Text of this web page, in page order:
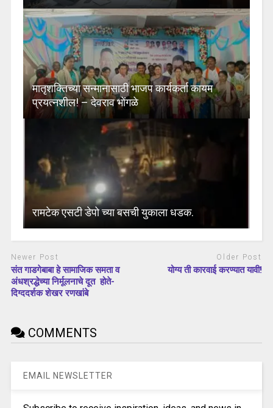
मातृशक्तिच्या सन्मानासाठी भाजप कार्यकर्ता कायम
प्रयत्नशील! – देवराव भोंगळे
रामटेक एसटी डेपो च्या बसची युकाला धडक.
Newer Post
संत गाडगेबाबा हे सामाजिक समता व
अंधश्रद्धेच्या निर्मूलनाचे दूत होते-
दिग्ददर्शक शेखर रणखांबे
Older Post
योग्य ती कारवाई करण्यात यावी!
COMMENTS
EMAIL NEWSLETTER